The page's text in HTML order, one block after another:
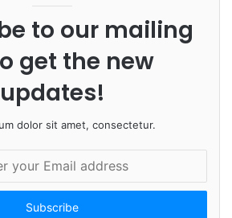
e
to our mailing
get the new
updates!
dolor sit amet, consectetur.